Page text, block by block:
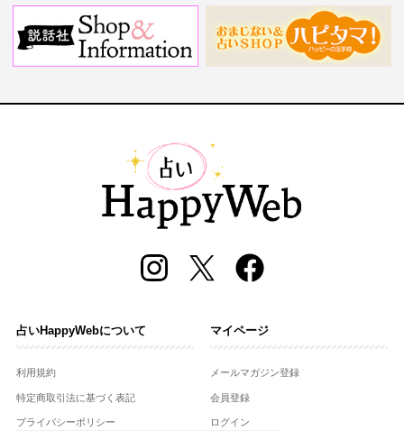
占いHappyWebについて
利用規約
特定商取引法に基づく表記
プライバシーポリシー
マイページ
メールマガジン登録
会員登録
ログイン